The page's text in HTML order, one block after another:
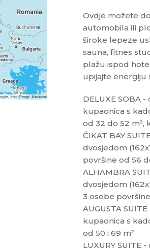
Ovdje možete
automobila ili
široke lepeze
sauna, fitnes
plažu ispod
upijajte energiju
DELUXE SOBA
kupaonica s
od 32 do 52 m²,
ČIKAT BAY
dvosjedom
površine od 56
ALHAMBRA
dvosjedom
3 osobe
AUGUSTA
kupaonica s
od 50 i 69 m²
LUXURY SUITE